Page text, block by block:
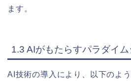
ます。
1.3 AIがもたらすパラダイム
AI技術の導入により、以下のよ